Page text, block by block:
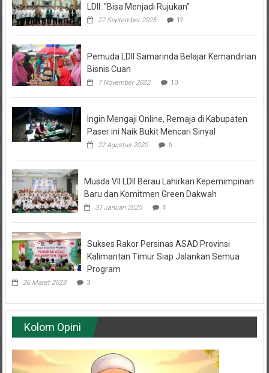
27 September 2025 12
Bisnis Cuan
7 November 2022
Paser ini Naik Bukit Mencari Sinyal
22 Agustus 2020 6
Baru dan Komitmen Green Dakwah
31 Januari 2025 4
Kalimantan Timur Siap Jalankan Semua
Program
26 Maret 2023 3
Kolom Opini